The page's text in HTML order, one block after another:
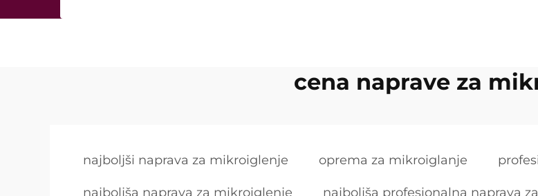
cena naprave za
najboljši naprava za mikroiglenje oprema za mikroiglanje
najboljša naprava za mikroiglenje najboljša profesionalna naprava